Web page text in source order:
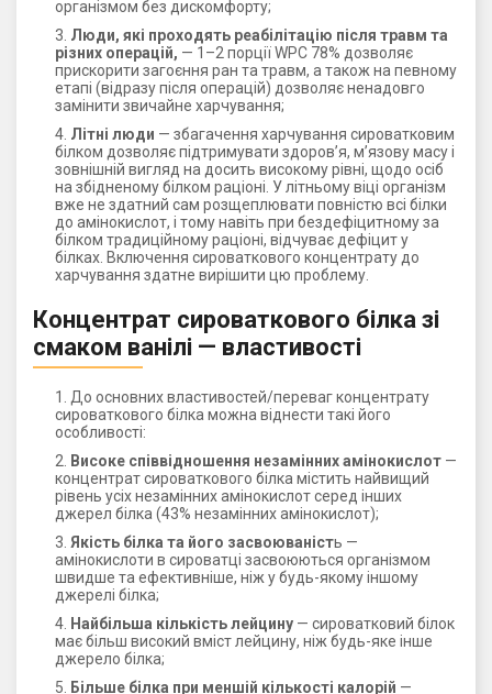
організмом без дискомфорту;
Люди, які проходять реабілітацію після травм та
різних операцій, — 1–2 порції WPC 78% дозволяє
прискорити загоєння ран та травм, а також на певному
етапі (відразу після операцій) дозволяє ненадовго
замінити звичайне харчування;
Літні люди — збагачення харчування сироватковим
білком дозволяє підтримувати здоров’я, м’язову масу і
зовнішній вигляд на досить високому рівні, щодо осіб
на збідненому білком раціоні. У літньому віці організм
вже не здатний сам розщеплювати повністю всі білки
до амінокислот, і тому навіть при бездефіцитному за
білком традиційному раціоні, відчуває дефіцит у
білках. Включення сироваткового концентрату до
харчування здатне вирішити цю проблему.
Концентрат сироваткового білка зі
смаком ванілі — властивості
До основних властивостей/переваг концентрату
сироваткового білка можна віднести такі його
особливості:
Високе співвідношення незамінних амінокислот —
концентрат сироваткового білка містить найвищий
рівень усіх незамінних амінокислот серед інших
джерел білка (43% незамінних амінокислот);
Якість білка та його засвоюваність —
амінокислоти в сироватці засвоюються організмом
швидше та ефективніше, ніж у будь-якому іншому
джерелі білка;
Найбільша кількість лейцину — сироватковий білок
має більш високий вміст лейцину, ніж будь-яке інше
джерело білка;
Більше білка при меншій кількості калорій —